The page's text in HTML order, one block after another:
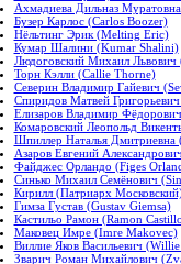
Ахмадиева Дильназ
Бузер Карлос (Carlos Boozer)
Нёльтинг Эрик (Melting Eric)
Кумар Шалини (Kumar Shalini)
Людоговский Михаил
Торн Кэлли (Callie Thorne)
Северин Владимир Гайевич
Спиридов Матвей
Елизаров Владимир
Комаровский Леопольд
Шпиллер Наталья Дмитриевна
Азаров Евгений
Файджес Орландо (Figes
Синько Михаил Семёнович
Кирилл (Патриарх
Гимза Густав (Gustav Giemsa)
Кастильо Рамон (Ramon
Маковец Имре (Imre Makovec)
Виллие Яков Васильевич
Зварич Роман Михайлович